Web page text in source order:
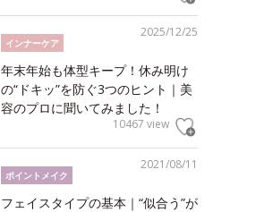
2025/12/25
インナーケア
年末年始も体型キープ！休み明け
の“ドキッ”を防ぐ3つのヒント｜美
容のプロに聞いてみました！
10467 view
2021/08/11
ポイントメイク
フェイスタイプの基本｜“似合う”が